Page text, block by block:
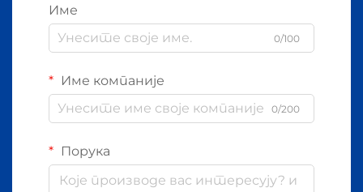
Име
0/100
Име компаније
0/200
Порука